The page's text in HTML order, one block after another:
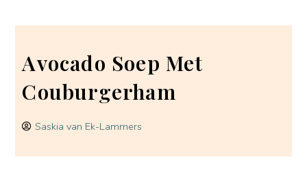
Avocado Soep Met
Couburgerham
Saskia van Ek-Lammers